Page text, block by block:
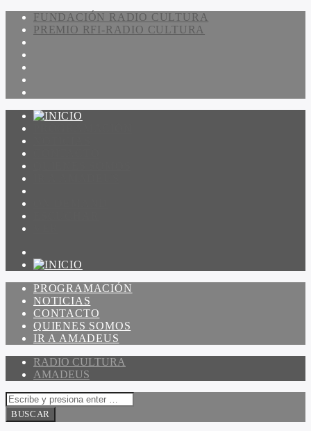
FUNDACIÓN RADIO CULTURA
PREMIO RFI-RADIO CULTURA
PROGRAMACIÓN
NOTICIAS
CONTACTO
QUIENES SOMOS
IR A AMADEUS
RADIO CULTURA
AMADEUS